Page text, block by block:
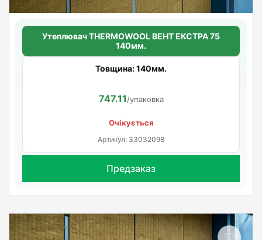
Утеплювач THERMOWOOL ВЕНТ ЕКСТРА 75
140мм.
Товщина: 140мм.
747.11/упаковка
Очікується
Артикул: 33032098
Предзаказ